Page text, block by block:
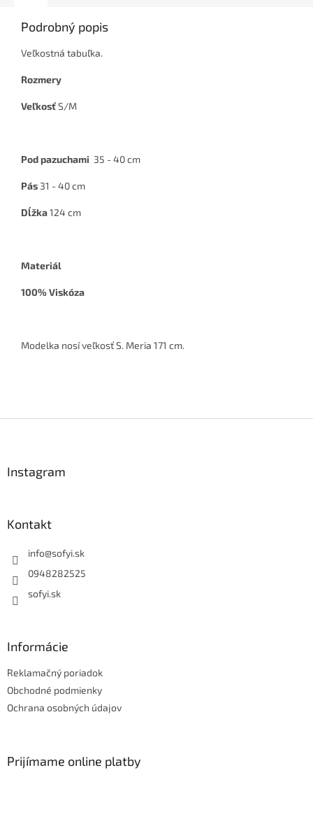
Podrobný popis
Veľkostná tabuľka.
Rozmery
VeľkosťS/M
Pod pazuchami 35 - 40 cm
Pás 31 - 40 cm
Dĺžka124 cm
Materiál
100% Viskóza
Modelka nosí veľkosť S. Meria 171 cm.
Instagram
Kontakt
info@sofyi.sk
0948282525
sofyi.sk
Informácie
Reklamačný poriadok
Obchodné podmienky
Ochrana osobných údajov
Prijímame online platby